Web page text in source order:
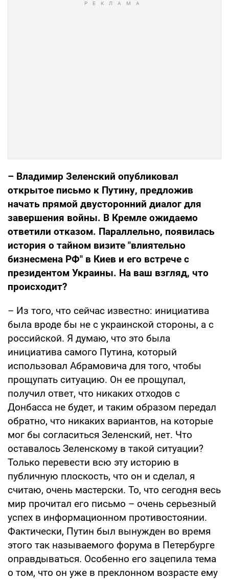
– Владимир Зеленский опубликовал
открытое письмо к Путину, предложив
начать прямой двусторонний диалог для
завершения войны. В Кремле ожидаемо
ответили отказом. Параллельно, появилась
история о тайном визите "влиятельно
бизнесмена РФ" в Киев и его встрече с
президентом Украины. На ваш взгляд, что
происходит?
– Из того, что сейчас известно: инициатива
была вроде бы не с украинской стороны, а с
российской. Я думаю, что это была
инициатива самого Путина, который
использовал Абрамовича для того, чтобы
прощупать ситуацию. Он ее прощупал,
получил ответ, что никаких отходов с
Донбасса не будет, и таким образом передал
обратно, что никаких вариантов, на которые
мог бы согласиться Зеленский, нет. Что
оставалось Зеленскому в такой ситуации?
Только перевести всю эту историю в
публичную плоскость, что он и сделал, я
считаю, очень мастерски. То, что сегодня весь
мир прочитал его письмо – очень серьезный
успех в информационном противостоянии.
Фактически, Путин был вынужден во время
этого так называемого форума в Петербурге
оправдываться. Особенно его зацепила тема
о том, что он уже в преклонном возрасте ему